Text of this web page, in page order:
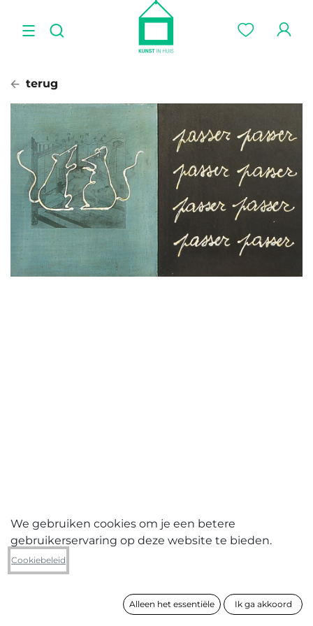
terug
Johan Clarysse
Lentebeelden 1999 passer, passer
We gebruiken cookies om je een betere
gebruikerservaring op deze website te bieden.
Cookiebeleid
Alleen het essentiële Ik ga akkoord